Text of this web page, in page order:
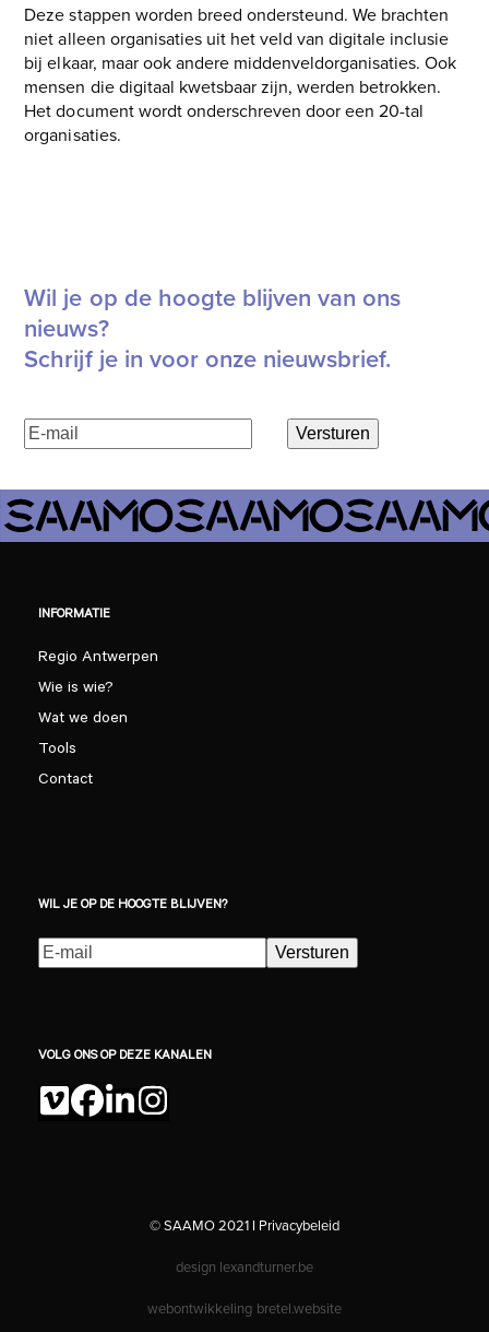
Deze stappen worden breed ondersteund. We brachten
niet alleen organisaties uit het veld van digitale inclusie
bij elkaar, maar ook andere middenveldorganisaties. Ook
mensen die digitaal kwetsbaar zijn, werden betrokken.
Het document wordt onderschreven door een 20-tal
organisaties.
Wil je op de hoogte blijven van ons
nieuws?
Schrijf je in voor onze nieuwsbrief.
E-
mailadres(Vereist)
Versturen
INFORMATIE
Regio Antwerpen
Wie is wie?
Wat we doen
Tools
Contact
WIL JE OP DE HOOGTE BLIJVEN?
E-
mailadres(Vereist)
Versturen
VOLG ONS OP DEZE KANALEN
Vimeo
Facebook
LinkedIn
Instagram
© SAAMO 2021 I Privacybeleid
design lexandturner.be
webontwikkeling bretel.website